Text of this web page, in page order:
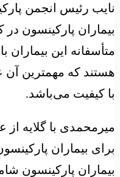
نایب رئیس انجمن
بیماران پارکینسون
متأسفانه این
هستند که مهمترین
با کیفیت می‌باشد.
میرمحمدی با گلایه
برای بیماران
بیماران پارکینسون